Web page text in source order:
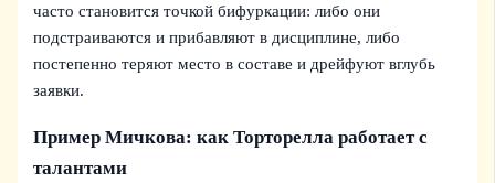
часто становится точкой бифуркации: либо они
подстраиваются и прибавляют в дисциплине, либо
постепенно теряют место в составе и дрейфуют вглубь
заявки.
Пример Мичкова: как Торторелла работает с
талантами